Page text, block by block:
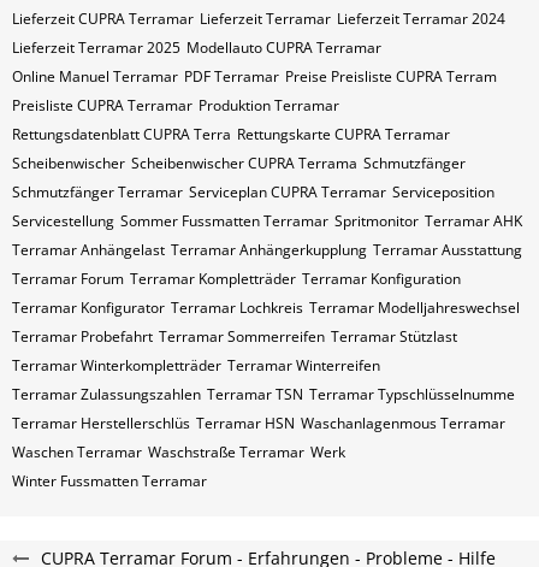
Lieferzeit CUPRA Terramar Lieferzeit Terramar Lieferzeit Terramar 2024
Lieferzeit Terramar 2025 Modellauto CUPRA Terramar
Online Manuel Terramar PDF Terramar Preise Preisliste CUPRA Terram
Preisliste CUPRA Terramar Produktion Terramar
Rettungsdatenblatt CUPRA Terra Rettungskarte CUPRA Terramar
Scheibenwischer Scheibenwischer CUPRA​ Terrama Schmutzfänger
Schmutzfänger Terramar Serviceplan CUPRA Terramar Serviceposition
Servicestellung Sommer Fussmatten Terramar Spritmonitor Terramar AHK
Terramar Anhängelast Terramar Anhängerkupplung Terramar Ausstattung
Terramar Forum Terramar Kompletträder Terramar Konfiguration
Terramar Konfigurator Terramar Lochkreis Terramar Modelljahreswechsel
Terramar Probefahrt Terramar Sommerreifen Terramar Stützlast
Terramar Winterkompletträder Terramar Winterreifen
Terramar Zulassungszahlen Terramar​​​​ TSN Terramar​​​​ Typschlüsselnumme
Terramar​​​​​ Herstellerschlüs Terramar​​​​​ HSN Waschanlagenmous Terramar
Waschen Terramar Waschstraße Terramar Werk
Winter Fussmatten Terramar
CUPRA Terramar Forum - Erfahrungen - Probleme - Hilfe